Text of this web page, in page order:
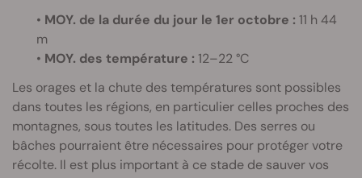
• MOY. de la durée du jour le 1er octobre : 11 h 44
m
• MOY. des température : 12–22 °C
Les orages et la chute des températures sont possibles
dans toutes les régions, en particulier celles proches des
montagnes, sous toutes les latitudes. Des serres ou
bâches pourraient être nécessaires pour protéger votre
récolte. Il est plus important à ce stade de sauver vos